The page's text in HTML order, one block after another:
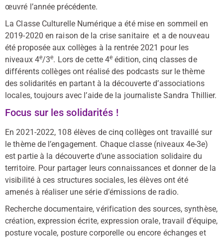
œuvré l’année précédente.
La Classe Culturelle Numérique a été mise en sommeil en
2019-2020 en raison de la crise sanitaire et a de nouveau
été proposée aux collèges à la rentrée 2021 pour les
niveaux 4e/3e. Lors de cette 4e édition, cinq classes de
différents collèges ont réalisé des podcasts sur le thème
des solidarités en partant à la découverte d’associations
locales, toujours avec l’aide de la journaliste Sandra Thillier.
Focus sur les solidarités !
En 2021-2022, 108 élèves de cinq collèges ont travaillé sur
le thème de l’engagement. Chaque classe (niveaux 4e-3e)
est partie à la découverte d’une association solidaire du
territoire. Pour partager leurs connaissances et donner de la
visibilité à ces structures sociales, les élèves ont été
amenés à réaliser une série d’émissions de radio.
Recherche documentaire, vérification des sources, synthèse,
création, expression écrite, expression orale, travail d’équipe,
posture vocale, posture corporelle ou encore échanges et